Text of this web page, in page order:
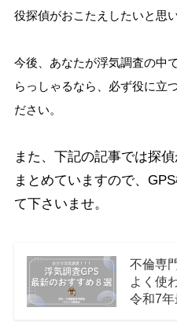
役探偵がおこたえしたいと思い
今後、あなたが浮気調査の中
らっしゃるなら、必ず役に立
ださい。
また、下記の記事では探
まとめていますので、
て下さいませ。
不倫専
よく使
令和7